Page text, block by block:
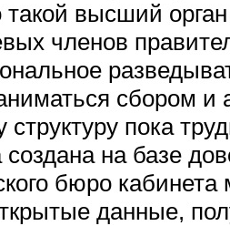
высший
членов
сбором
пока
на базе
бюро кабинета
данные,